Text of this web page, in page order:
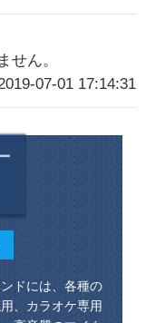
せん。
07-01 17:14:31
ドには、各種の
、カラオケ専用